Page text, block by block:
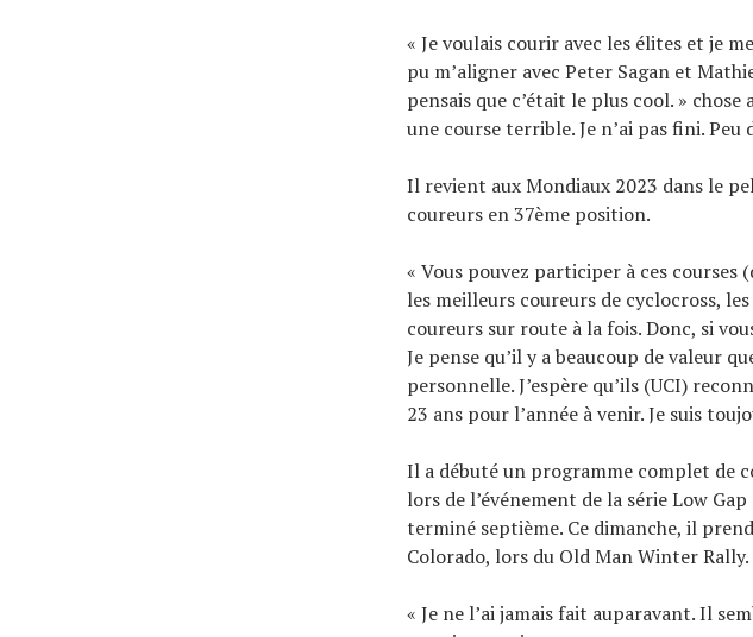
« Je voulais courir avec les élites et je
pu m’aligner avec Peter Sagan et
pensais que c’était le plus cool. »
une course terrible. Je n’ai pas fini. Peu
Il revient aux Mondiaux 2023 dans le
coureurs en 37ème position.
« Vous pouvez participer à ces courses
les meilleurs coureurs de cyclocross,
coureurs sur route à la fois. Donc, si
Je pense qu’il y a beaucoup de valeur
personnelle. J’espère qu’ils (UCI)
23 ans pour l’année à venir. Je suis
Il a débuté un programme complet de
lors de l’événement de la série Low
terminé septième. Ce dimanche, il
Colorado, lors du Old Man Winter Rally.
« Je ne l’ai jamais fait auparavant. Il